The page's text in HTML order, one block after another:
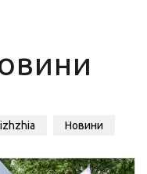
Новини